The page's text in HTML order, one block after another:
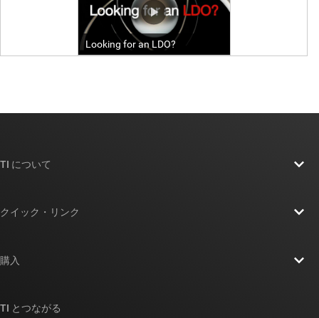
TI について
クイック・リンク
クロスリファレンス検索
購入
TI とつながる